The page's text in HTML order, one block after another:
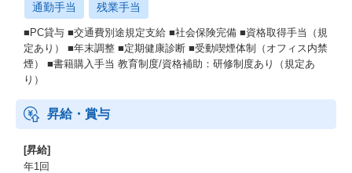
通勤手当 残業手当
■PC貸与 ■交通費別途規定支給 ■社会保険完備 ■資格取得手当（規
定あり） ■年末調整 ■定期健康診断 ■受動喫煙体制（オフィス内禁
煙） ■書籍購入手当 教育制度/資格補助：研修制度あり（規定あ
り）
昇給・賞与
[昇給]
年1回